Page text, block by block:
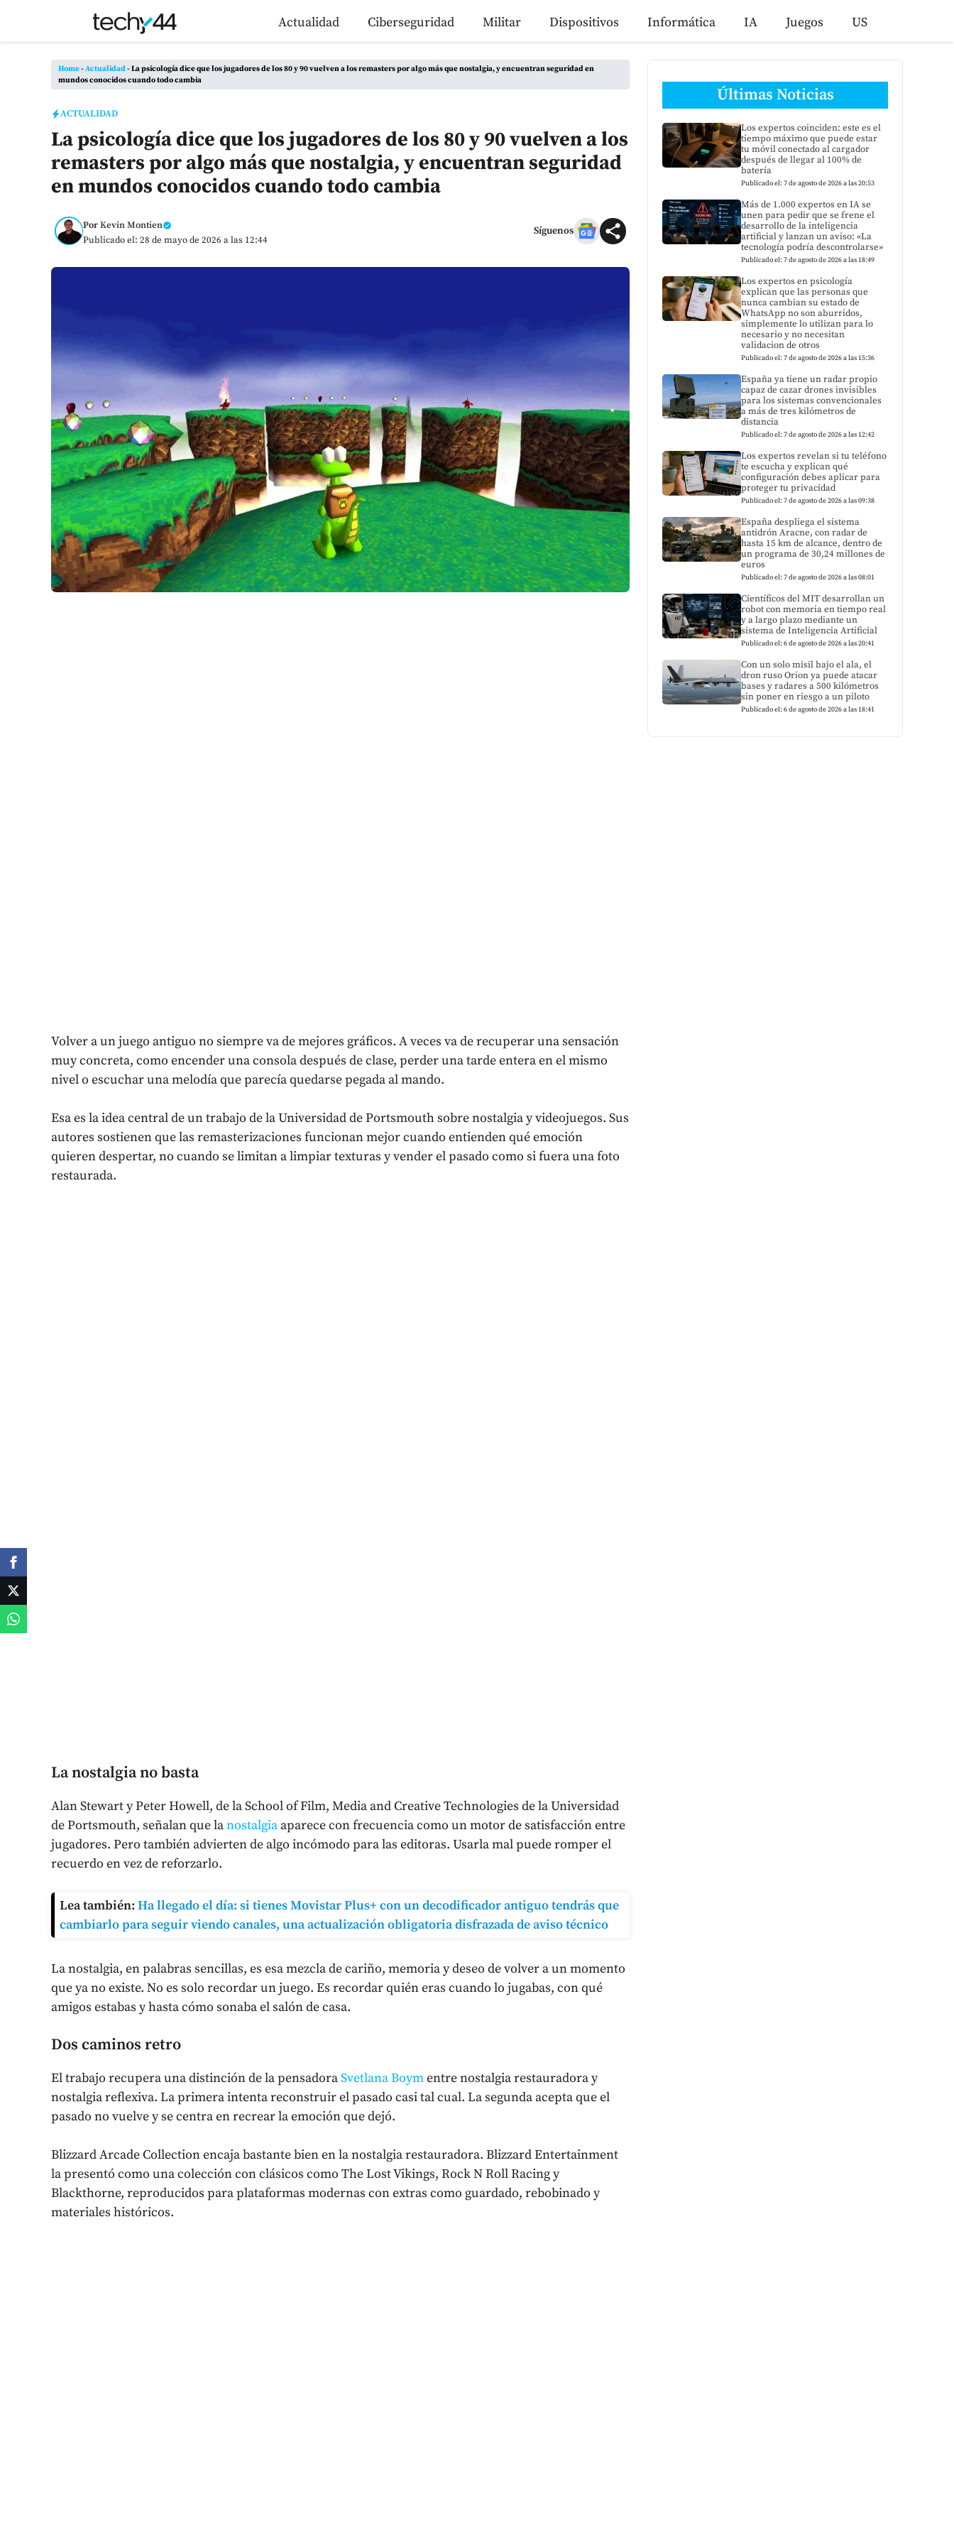
Actualidad Ciberseguridad Militar Dispositivos Informática IA Juegos US
Home-Actualidad-La psicología dice que los jugadores de los 80 y 90 vuelven a los remasters por algo más que nostalgia, y encuentran seguridad en
mundos conocidos cuando todo cambia
ACTUALIDAD
La psicología dice que los jugadores de los 80 y 90 vuelven a los
remasters por algo más que nostalgia, y encuentran seguridad
en mundos conocidos cuando todo cambia
PorKevin Montien
Publicado el: 28 de mayo de 2026 a las 12:44
Síguenos
Volver a un juego antiguo no siempre va de mejores gráficos. A veces va de recuperar una sensación
muy concreta, como encender una consola después de clase, perder una tarde entera en el mismo
nivel o escuchar una melodía que parecía quedarse pegada al mando.
Esa es la idea central de un trabajo de la Universidad de Portsmouth sobre nostalgia y videojuegos. Sus
autores sostienen que las remasterizaciones funcionan mejor cuando entienden qué emoción
quieren despertar, no cuando se limitan a limpiar texturas y vender el pasado como si fuera una foto
restaurada.
La nostalgia no basta
Alan Stewart y Peter Howell, de la School of Film, Media and Creative Technologies de la Universidad
de Portsmouth, señalan que lanostalgia aparece con frecuencia como un motor de satisfacción entre
jugadores. Pero también advierten de algo incómodo para las editoras. Usarla mal puede romper el
recuerdo en vez de reforzarlo.
Lea también: Ha llegado el día: si tienes Movistar Plus+ con un decodificador antiguo tendrás que
cambiarlo para seguir viendo canales, una actualización obligatoria disfrazada de aviso técnico
La nostalgia, en palabras sencillas, es esa mezcla de cariño, memoria y deseo de volver a un momento
que ya no existe. No es solo recordar un juego. Es recordar quién eras cuando lo jugabas, con qué
amigos estabas y hasta cómo sonaba el salón de casa.
Dos caminos retro
El trabajo recupera una distinción de la pensadoraSvetlana Boymentre nostalgia restauradora y
nostalgia reflexiva. La primera intenta reconstruir el pasado casi tal cual. La segunda acepta que el
pasado no vuelve y se centra en recrear la emoción que dejó.
Blizzard Arcade Collection encaja bastante bien en la nostalgia restauradora. Blizzard Entertainment
la presentó como una colección con clásicos como The Lost Vikings, Rock N Roll Racing y
Blackthorne, reproducidos para plataformas modernas con extras como guardado, rebobinado y
materiales históricos.
Últimas Noticias
Los expertos coinciden: este es el
tiempo máximo que puede estar
tu móvil conectado al cargador
después de llegar al 100% de
batería
Publicado el: 7 de agosto de 2026 a las 20:53
Más de 1.000 expertos en IA se
unen para pedir que se frene el
desarrollo de la inteligencia
artificial y lanzan un aviso: «La
tecnología podría descontrolarse»
Publicado el: 7 de agosto de 2026 a las 18:49
Los expertos en psicología
explican que las personas que
nunca cambian su estado de
WhatsApp no son aburridos,
simplemente lo utilizan para lo
necesario y no necesitan
validacion de otros
Publicado el: 7 de agosto de 2026 a las 15:36
España ya tiene un radar propio
capaz de cazar drones invisibles
para los sistemas convencionales
a más de tres kilómetros de
distancia
Publicado el: 7 de agosto de 2026 a las 12:42
Los expertos revelan si tu teléfono
te escucha y explican qué
configuración debes aplicar para
proteger tu privacidad
Publicado el: 7 de agosto de 2026 a las 09:38
España despliega el sistema
antidrón Aracne, con radar de
hasta 15 km de alcance, dentro de
un programa de 30,24 millones de
euros
Publicado el: 7 de agosto de 2026 a las 08:01
Científicos del MIT desarrollan un
robot con memoria en tiempo real
y a largo plazo mediante un
sistema de Inteligencia Artificial
Publicado el: 6 de agosto de 2026 a las 20:41
Con un solo misil bajo el ala, el
dron ruso Orion ya puede atacar
bases y radares a 500 kilómetros
sin poner en riesgo a un piloto
Publicado el: 6 de agosto de 2026 a las 18:41